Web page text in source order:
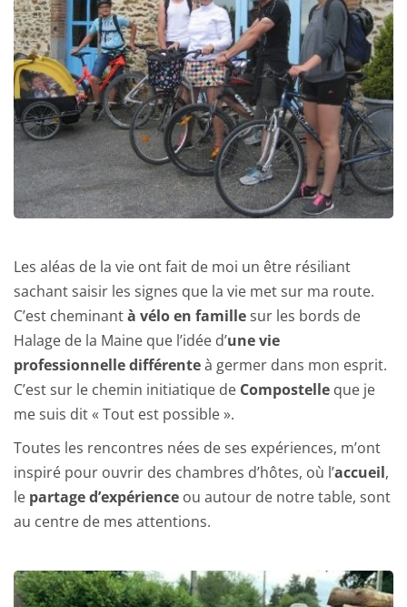
Les aléas de la vie ont fait de moi un être résiliant
sachant saisir les signes que la vie met sur ma route.
C’est cheminant à vélo en famille sur les bords de
Halage de la Maine que l’idée d’une vie
professionnelle différente à germer dans mon esprit.
C’est sur le chemin initiatique de Compostelle que je
me suis dit « Tout est possible ».
Toutes les rencontres nées de ses expériences, m’ont
inspiré pour ouvrir des chambres d’hôtes, où l’accueil,
le partage d’expérience ou autour de notre table, sont
au centre de mes attentions.